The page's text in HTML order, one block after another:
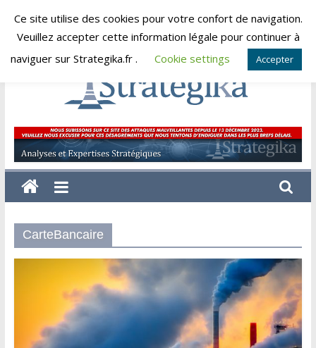
Skip
vendredi, août 7, 2026
Strategika
Expertise
et
Analyses
CarteBancaire
Ce site utilise des cookies pour votre confort de navigation.
Veuillez accepter cette information légale pour continuer à
naviguer sur Strategika.fr .
Cookie settings Accepter